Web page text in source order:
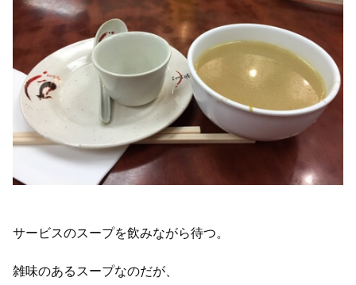
サービスのスープを飲みながら待つ。
雑味のあるスープなのだが、